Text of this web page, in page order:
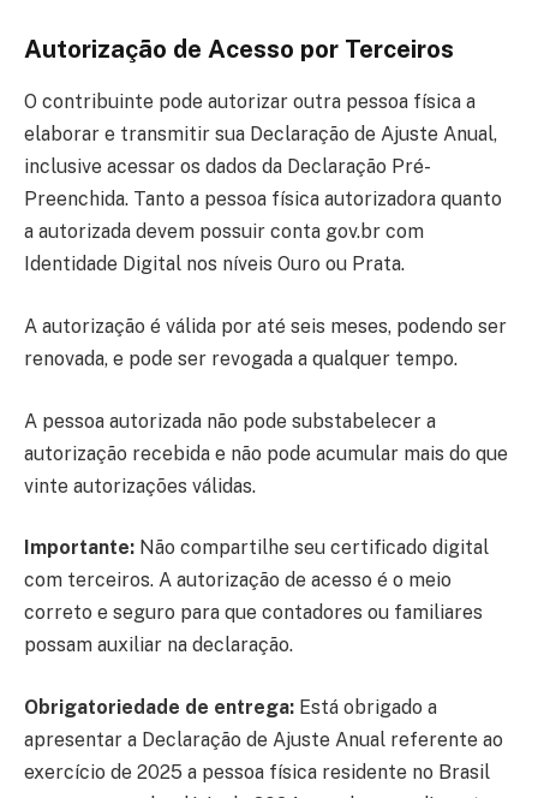
Autorização de Acesso por Terceiros
O contribuinte pode autorizar outra pessoa física a
elaborar e transmitir sua Declaração de Ajuste Anual,
inclusive acessar os dados da Declaração Pré-
Preenchida. Tanto a pessoa física autorizadora quanto
a autorizada devem possuir conta gov.br com
Identidade Digital nos níveis Ouro ou Prata.
A autorização é válida por até seis meses, podendo ser
renovada, e pode ser revogada a qualquer tempo.
A pessoa autorizada não pode substabelecer a
autorização recebida e não pode acumular mais do que
vinte autorizações válidas.
Importante: Não compartilhe seu certificado digital
com terceiros. A autorização de acesso é o meio
correto e seguro para que contadores ou familiares
possam auxiliar na declaração.
Obrigatoriedade de entrega: Está obrigado a
apresentar a Declaração de Ajuste Anual referente ao
exercício de 2025 a pessoa física residente no Brasil